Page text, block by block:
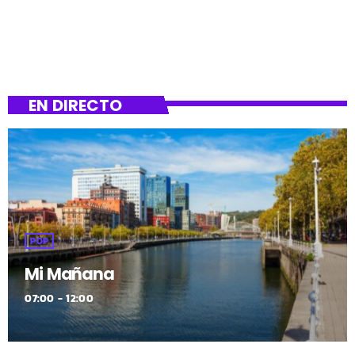
EN DIRECTO
POP
Mi Mañana
07:00 - 12:00